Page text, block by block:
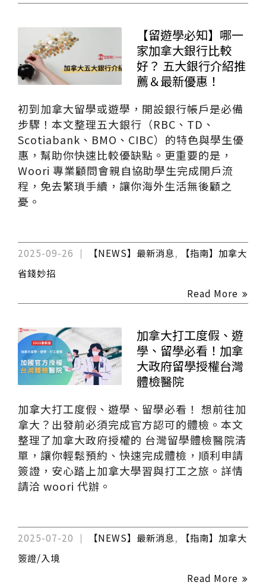
【留遊學必知】哪一
家加拿大銀行比較
好？ 五大銀行介紹推
薦＆最新優惠！
初到加拿大留學或遊學，開設銀行帳戶是必備
步驟！本文整理五大銀行（RBC、TD、
Scotiabank、BMO、CIBC）的特色與學生優
惠，幫助你快速比較優缺點。更重要的是，
Woori 專業顧問會親自協助學生完成開戶流
程，免去繁瑣手續，讓你海外生活無後顧之
憂。
2025-09-26 【NEWS】最新消息,
【指南】加拿大
省錢妙招
Read More
加拿大打工度假、遊
學、留學必看！加拿
大政府留學授權台灣
體檢醫院
加拿大打工度假、遊學、留學必看！ 想前往加
拿大？出發前必須完成官方認可的體檢。本文
整理了加拿大政府授權的 台灣留學體檢醫院清
單，讓你輕鬆預約、快速完成體檢，順利申請
簽證，安心踏上加拿大學習與打工之旅。詳情
請洽 woori 代辦。
2025-07-20 【NEWS】最新消息,
【指南】加拿大
簽證/入境
Read More